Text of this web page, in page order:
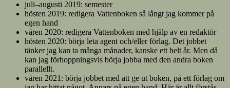
juli–augusti 2019: semester
hösten 2019: redigera Vattenboken så långt jag kommer på
egen hand
våren 2020: redigera Vattenboken med hjälp av en redaktör
hösten 2020: börja leta agent och/eller förlag. Det jobbet
tänker jag kan ta många månader, kanske ett helt år. Men då
kan jag förhoppningsvis börja jobba med den andra boken
parallellt.
våren 2021: börja jobbet med att ge ut boken, på ett förlag om